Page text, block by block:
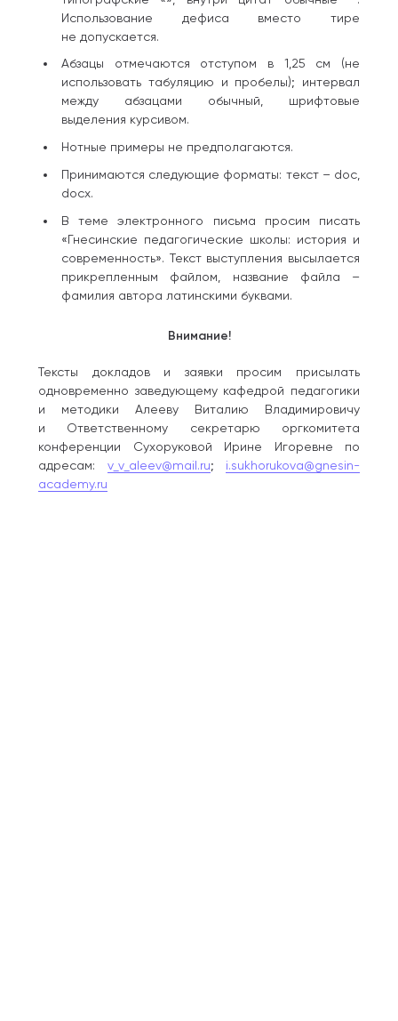
Использование дефиса вместо тире
не допускается.
Абзацы отмечаются отступом в 1,25 см (не
использовать табуляцию и пробелы); интервал
между абзацами обычный, шрифтовые
выделения курсивом.
Нотные примеры не предполагаются.
Принимаются следующие форматы: текст – doc,
docx.
В теме электронного письма просим писать
«Гнесинские педагогические школы: история и
современность». Текст выступления высылается
прикрепленным файлом, название файла –
фамилия автора латинскими буквами.
Внимание!
Тексты докладов и заявки просим присылать
одновременно заведующему кафедрой педагогики
и методики Алееву Виталию Владимировичу
и Ответственному секретарю оргкомитета
конференции Сухоруковой Ирине Игоревне по
адресам: v_v_aleev@mail.ru; i.sukhorukova@gnesin-
academy.ru